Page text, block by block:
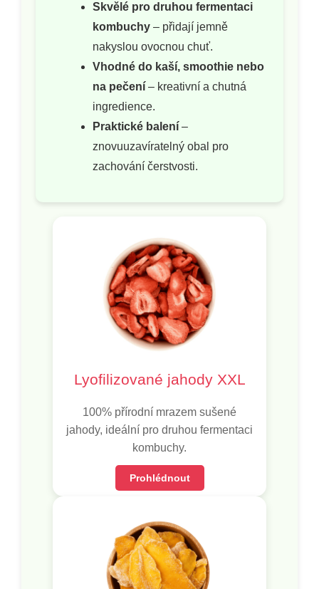
Skvělé pro druhou fermentaci
kombuchy – přidají jemně
nakyslou ovocnou chuť.
Vhodné do kaší, smoothie nebo
na pečení – kreativní a chutná
ingredience.
Praktické balení –
znovuuzavíratelný obal pro
zachování čerstvosti.
Lyofilizované jahody XXL
100% přírodní mrazem sušené
jahody, ideální pro druhou fermentaci
kombuchy.
Prohlédnout